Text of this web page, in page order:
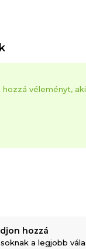
hozzá véleményt,
hozzá
a legjobb